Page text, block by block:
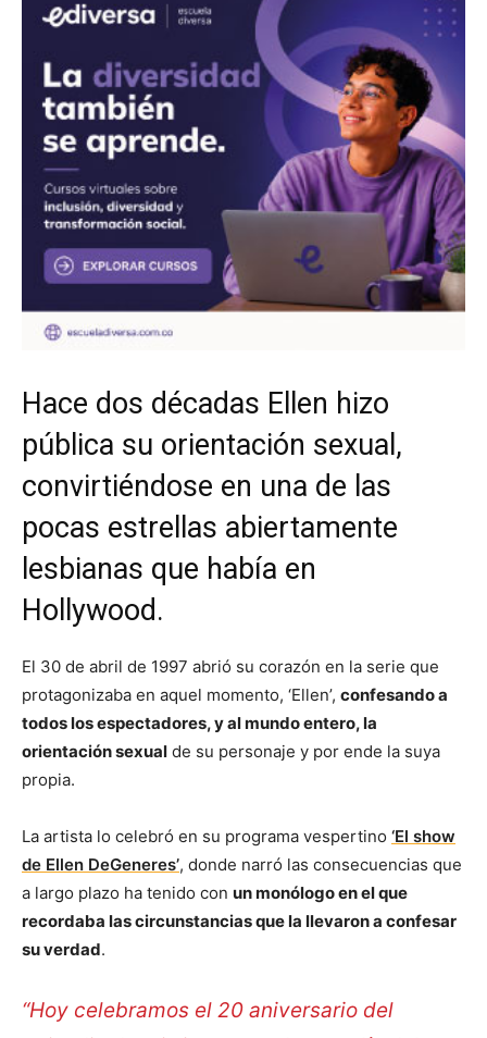
Hace dos décadas Ellen hizo
pública su orientación sexual,
convirtiéndose en una de las
pocas estrellas abiertamente
lesbianas que había en
Hollywood.
El 30 de abril de 1997 abrió su corazón en la serie que
protagonizaba en aquel momento, ‘Ellen’, confesando a
todos los espectadores, y al mundo entero, la
orientación sexual de su personaje y por ende la suya
propia.
La artista lo celebró en su programa vespertino ‘El show
de Ellen DeGeneres’, donde narró las consecuencias que
a largo plazo ha tenido con un monólogo en el que
recordaba las circunstancias que la llevaron a confesar
su verdad.
“Hoy celebramos el 20 aniversario del